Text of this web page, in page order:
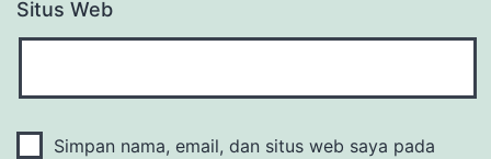
Situs Web
Simpan nama, email, dan situs web saya pada